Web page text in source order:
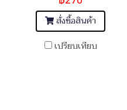
สั่งซื้อสินค้า
เปรียบเทียบ